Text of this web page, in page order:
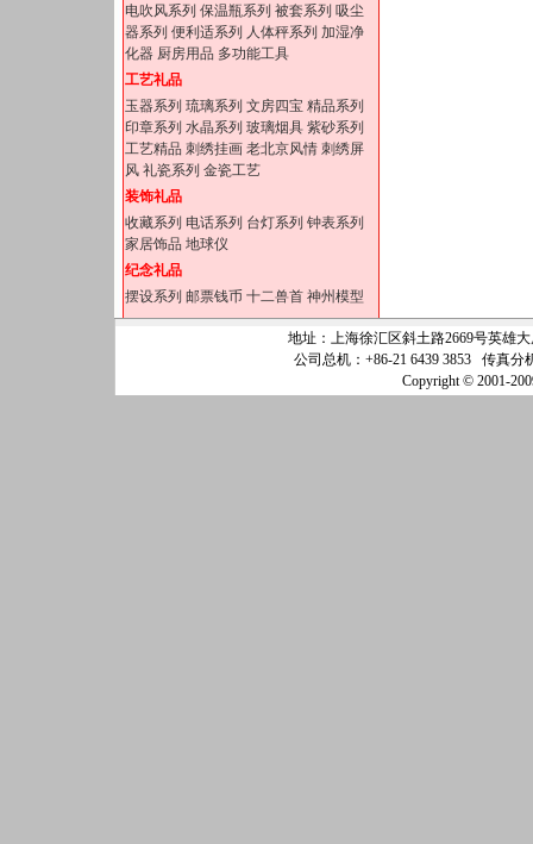
电吹风系列 保温瓶系列 被套系列 吸尘
器系列 便利适系列 人体秤系列 加湿净
化器 厨房用品 多功能工具
工艺礼品
玉器系列 琉璃系列 文房四宝 精品系列
印章系列 水晶系列 玻璃烟具 紫砂系列
工艺精品 刺绣挂画 老北京风情 刺绣屏
风 礼瓷系列 金瓷工艺
装饰礼品
收藏系列 电话系列 台灯系列 钟表系列
家居饰品 地球仪
纪念礼品
摆设系列 邮票钱币 十二兽首 神州模型
地址：上海徐汇区斜土路2669号英雄
公司总机：+86-21 6439 3853 传真分
Copyright © 2001-